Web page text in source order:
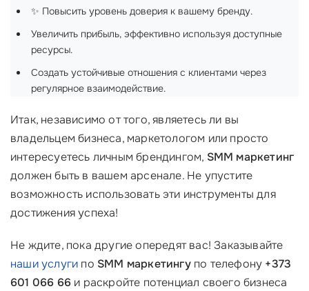
✨ Повысить уровень доверия к вашему бренду.
Увеличить прибыль, эффективно используя доступные
ресурсы.
Создать устойчивые отношения с клиентами через
регулярное взаимодействие.
Итак, независимо от того, являетесь ли вы
владельцем бизнеса, маркетологом или просто
интересуетесь личным брендингом, SMM маркетинг
должен быть в вашем арсенале. Не упустите
возможность использовать эти инструменты для
достижения успеха!
Не ждите, пока другие опередят вас! Заказывайте
наши услуги по SMM маркетингупо телефону +373
601 066 66 и раскройте потенциал своего бизнеса